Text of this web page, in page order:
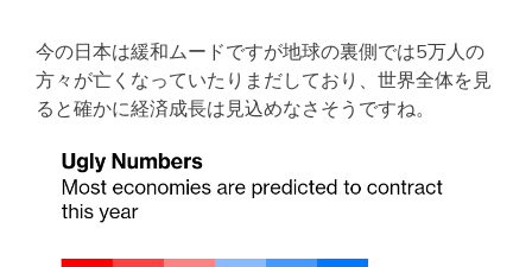
今の日本は緩和ムードですが地球の裏側では5万人の
方々が亡くなっていたりまだしており、世界全体を見
ると確かに経済成長は見込めなさそうですね。